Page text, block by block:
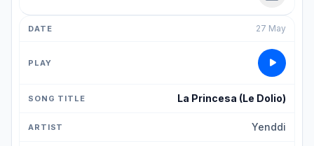
27 May
La Princesa (Le Dolio)
Yenddi